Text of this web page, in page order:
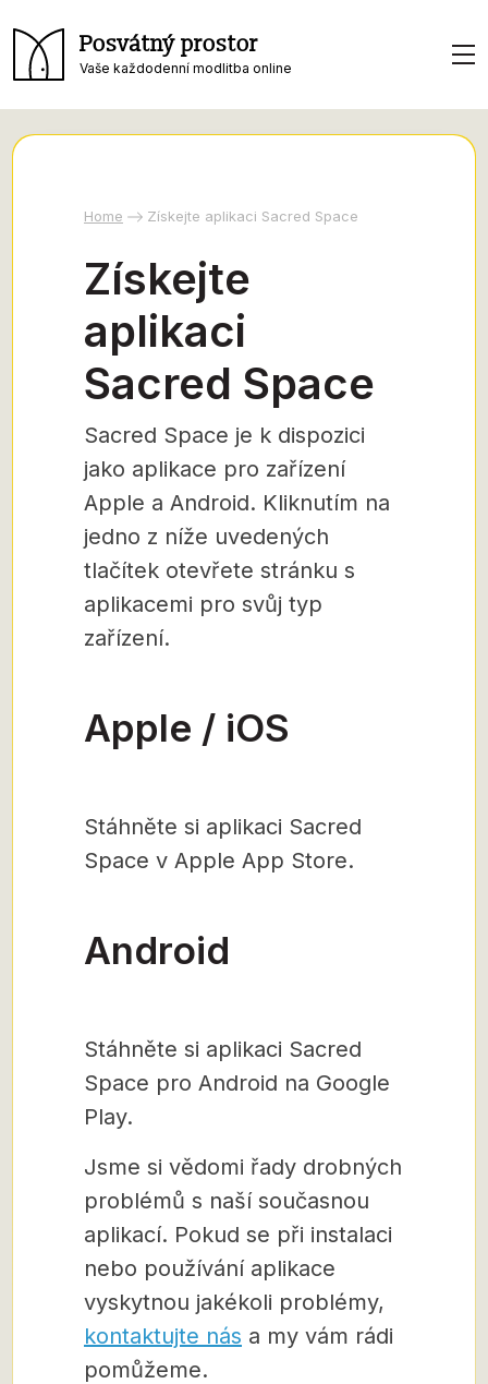
Posvátný prostor
Vaše každodenní modlitba online
Home Získejte aplikaci Sacred Space
Získejte
aplikaci
Sacred Space
Sacred Space je k dispozici
jako aplikace pro zařízení
Apple a Android. Kliknutím na
jedno z níže uvedených
tlačítek otevřete stránku s
aplikacemi pro svůj typ
zařízení.
Apple / iOS
Stáhněte si aplikaci Sacred
Space v Apple App Store.
Android
Stáhněte si aplikaci Sacred
Space pro Android na Google
Play.
Jsme si vědomi řady drobných
problémů s naší současnou
aplikací. Pokud se při instalaci
nebo používání aplikace
vyskytnou jakékoli problémy,
kontaktujte nás a my vám rádi
pomůžeme.